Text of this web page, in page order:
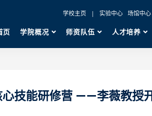
学校主页 | 实验中心 场馆中心
页 学院概况 师资队伍 人才培养
技能研修营 ——李薇教授